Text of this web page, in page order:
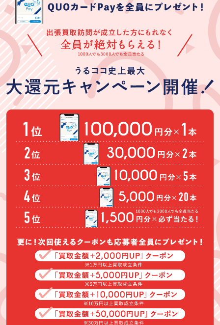
う。
間だったので納
得のいく査定で
でした。
柿くけ子
★★★★★
30歳くらいの女
性に自宅に来て
もらいました。
言葉使いや感じ
は良かったで
す。買い取り金
額は安かったが
それはしようが
ない。
(Googleのクチコミか
ら引用)
2026年06月25日
14:27
林節子
★★★★★
初めての出張買
く説明しながら
買取りして頂き
ました。また、
依頼したいと思
います。
(Googleのクチコミか
ら引用)
2026年06月24日
23:37
中村幸子
★★★★★
先日はタンスを
ました。大型家
具は持ち運びも
面倒で今まで査
定も億劫でひた
が出張買取うる
ココさんは、受
付電話から親身
にお話しを聞い
てくださり、査
定もスムーズで
た家具も納得す
る理由をお話し
た。また、予定
にはなかったも
のもスピーディ
ーに査定して下
さいました。あ
(Googleのクチコミか
ら引用)
2026年06月24日
13:02
1
直美
★★★★★
アクセサリー、
時計、雑貨、大
量のＣＤなど不
要なものを買い
明松真弓
★★★★★
高萩様に買取り
して頂いて。良
かったです。楽
しく会話が出来
Boysるーど
査定もスピーデ
ィできてくださ
った従業員の方
も親切でした！